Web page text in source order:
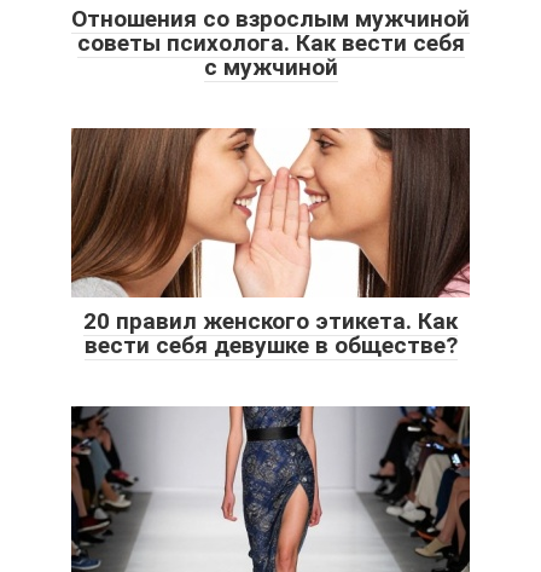
Отношения со взрослым мужчиной
советы психолога. Как вести себя
с мужчиной
20 правил женского этикета. Как
вести себя девушке в обществе?